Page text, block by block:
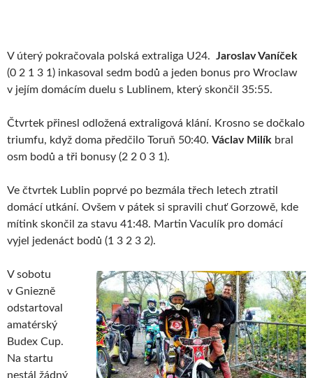
V úterý pokračovala polská extraliga U24. Jaroslav Vaníček
(0 2 1 3 1) inkasoval sedm bodů a jeden bonus pro Wroclaw
v jejím domácím duelu s Lublinem, který skončil 35:55.
Čtvrtek přinesl odložená extraligová klání. Krosno se dočkalo
triumfu, když doma předčilo Toruň 50:40. Václav Milík bral
osm bodů a tři bonusy (2 2 0 3 1).
Ve čtvrtek Lublin poprvé po bezmála třech letech ztratil
domácí utkání. Ovšem v pátek si spravili chuť Gorzowě, kde
mítink skončil za stavu 41:48. Martin Vaculík pro domácí
vyjel jedenáct bodů (1 3 2 3 2).
V sobotu
v Gniezně
odstartoval
amatérský
Budex Cup.
Na startu
nestál žádný